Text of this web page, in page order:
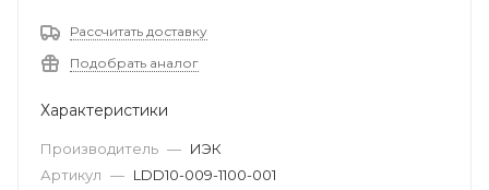
Рассчитать доставку
Подобрать аналог
Характеристики
Производитель — ИЭК
Артикул — LDD10-009-1100-001